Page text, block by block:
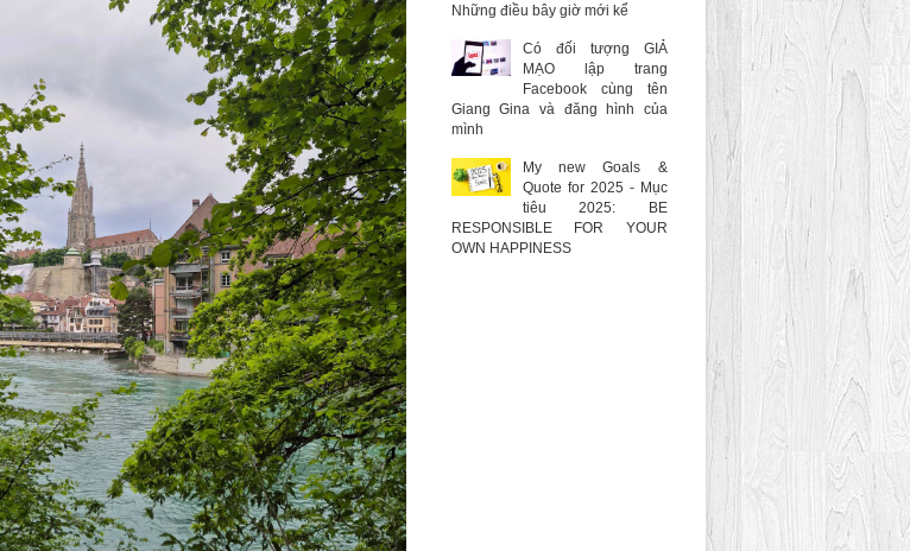
Những điều bây giờ mới kể
Có đối tượng GIẢ
MẠO lập trang
Facebook cùng tên
Giang Gina và đăng hình của
mình
My new Goals &
Quote for 2025 - Mục
tiêu 2025: BE
RESPONSIBLE FOR YOUR
OWN HAPPINESS